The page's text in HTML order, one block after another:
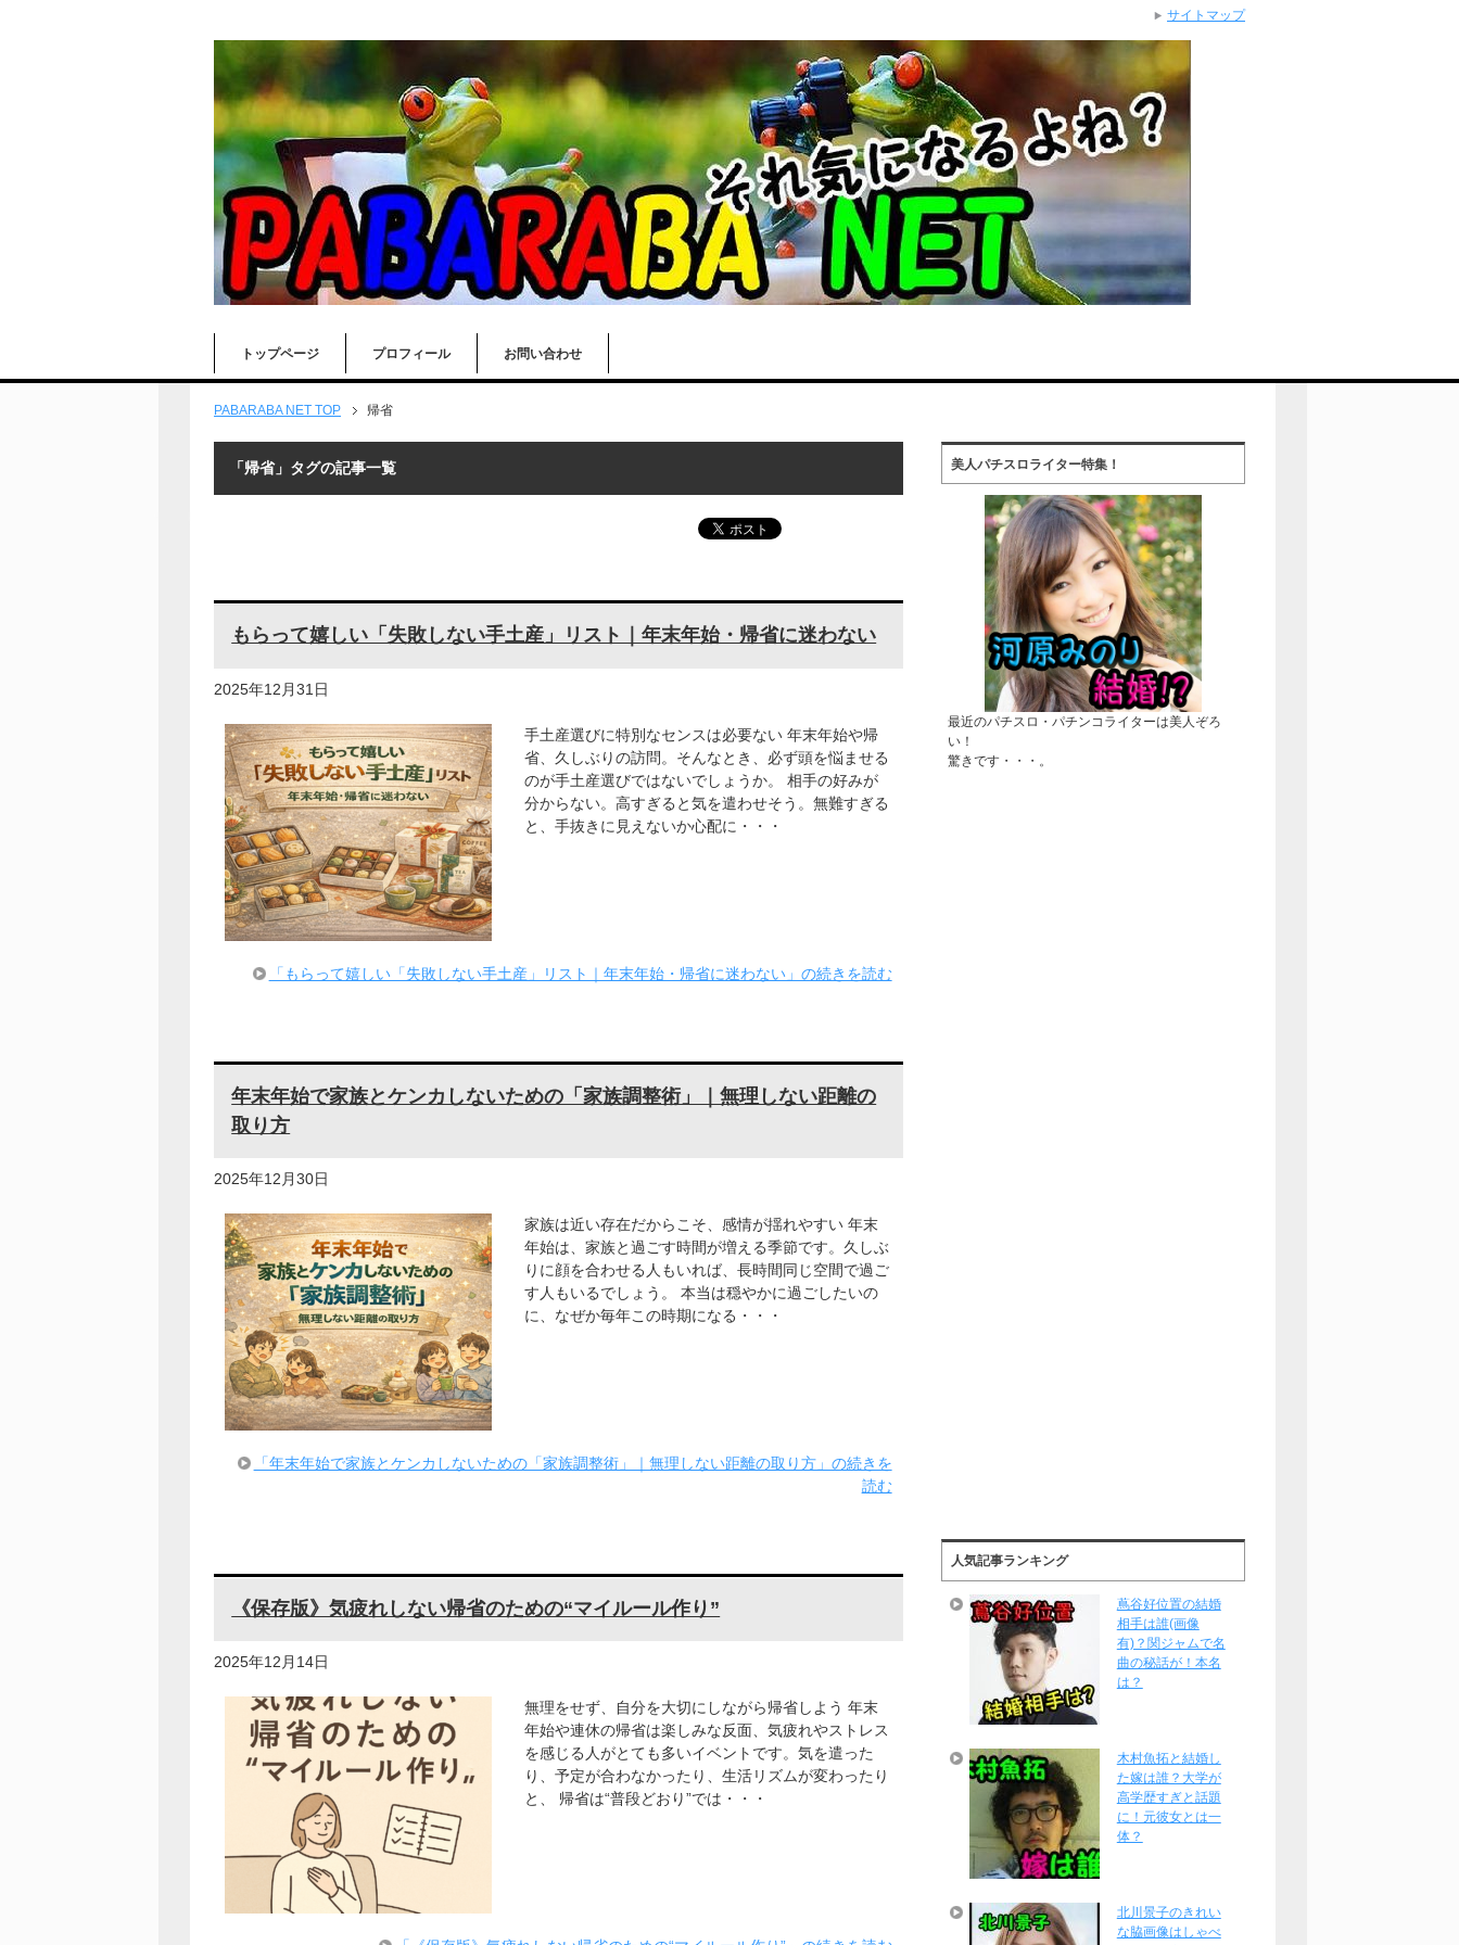
トップページ プロフィール お問い合わせ
PABARABA NET TOP 帰省
「帰省」タグの記事一覧
もらって嬉しい「失敗しない手土産」リスト｜年末年始・帰省に迷わない
2025年12月31日
手土産選びに特別なセンスは必要ない 年末年始や帰
省、久しぶりの訪問。そんなとき、必ず頭を悩ませる
のが手土産選びではないでしょうか。 相手の好みが
分からない。高すぎると気を遣わせそう。無難すぎる
と、手抜きに見えないか心配に・・・
「もらって嬉しい「失敗しない手土産」リスト｜年末年始・帰省に迷わない」の続きを読む
年末年始で家族とケンカしないための「家族調整術」｜無理しない距離の
取り方
2025年12月30日
家族は近い存在だからこそ、感情が揺れやすい 年末
年始は、家族と過ごす時間が増える季節です。久しぶ
りに顔を合わせる人もいれば、長時間同じ空間で過ご
す人もいるでしょう。 本当は穏やかに過ごしたいの
に、なぜか毎年この時期になる・・・
「年末年始で家族とケンカしないための「家族調整術」｜無理しない距離の取り方」の続きを
読む
《保存版》気疲れしない帰省のための“マイルール作り”
2025年12月14日
無理をせず、自分を大切にしながら帰省しよう 年末
年始や連休の帰省は楽しみな反面、気疲れやストレス
を感じる人がとても多いイベントです。気を遣った
り、予定が合わなかったり、生活リズムが変わったり
と、 帰省は“普段どおり”では・・・
美人パチスロライター特集！
最近のパチスロ・パチンコライターは美人ぞろ
い！
驚きです・・・。
人気記事ランキング
蔦谷好位置の結婚
相手は誰(画像
有)？関ジャムで名
曲の秘話が！本名
は？
木村魚拓と結婚し
た嫁は誰？大学が
高学歴すぎと話題
に！元彼女とは一
体？
北川景子のきれい
な脇画像はしゃべ
サイトマップ